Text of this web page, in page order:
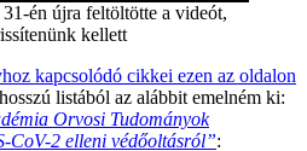
én újra feltöltötte a videót,
kellett
kapcsolódó cikkei ezen az oldalon
listából az alábbit emelném ki:
Orvosi Tudományok
CoV-2 elleni védőoltásról”: